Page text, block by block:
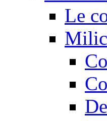
Le